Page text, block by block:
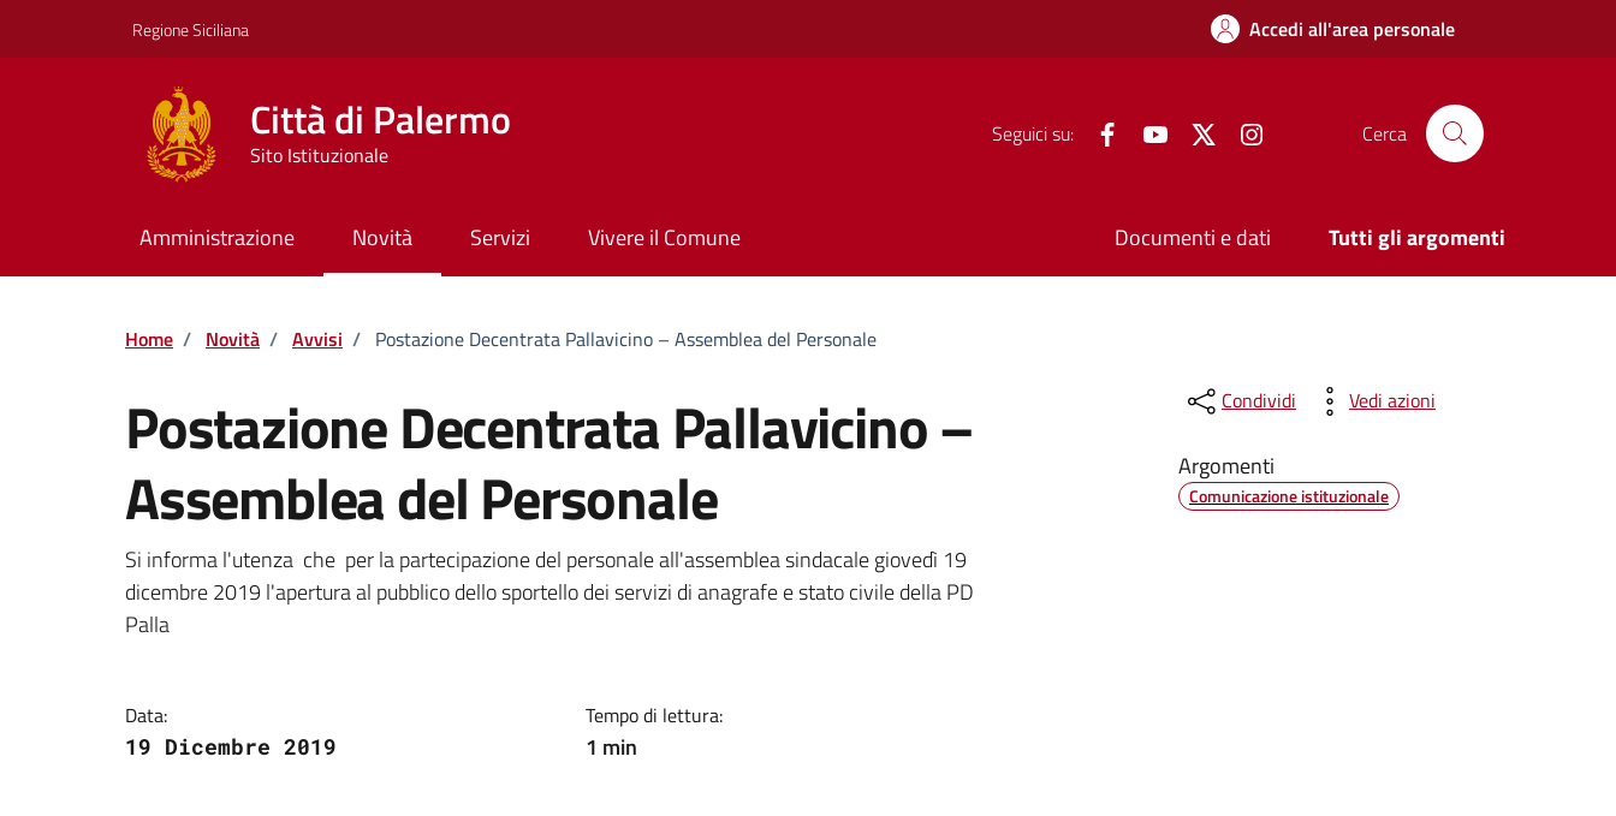
Regione Siciliana Accedi all'area personale
Città di Palermo
Sito Istituzionale
Seguici su: FacebookYouTube Twitter Cerca
Amministrazione Novità Servizi Vivere il Comune Documenti e dati Tutti gli argomenti
Home / Novità / Avvisi / Postazione Decentrata Pallavicino – Assemblea del Personale
Postazione Decentrata Pallavicino –
Assemblea del Personale
Dettagli della notizia
Si informa l'utenza che per la partecipazione del personale all'assemblea sindacale giovedì 19
dicembre 2019 l'apertura al pubblico dello sportello dei servizi di anagrafe e stato civile della PD
Palla
Data:
19 Dicembre 2019
Tempo di lettura:
1 min
Condividi Vedi azioni
Argomenti
Comunicazione istituzionale